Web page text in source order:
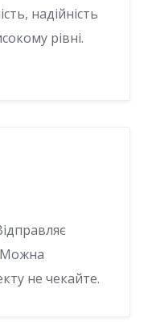
надійність
рівні.
Можна
не чекайте.